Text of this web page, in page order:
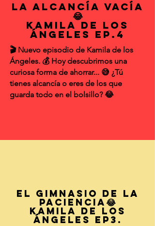
La Alcancía Vacía
😂
Kamila de los
Ángeles EP.4
🎬 Nuevo episodio de Kamila de los
Ángeles. 💰 Hoy descubrimos una
curiosa forma de ahorrar... 😅 ¿Tú
tienes alcancía o eres de los que
guarda todo en el bolsillo? 😂
El Gimnasio de la
Paciencia😂
Kamila de los
Ángeles EP3.